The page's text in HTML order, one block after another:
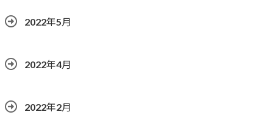
2022年5月
2022年4月
2022年2月